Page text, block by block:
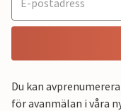
Du kan
för avanmälan i våra